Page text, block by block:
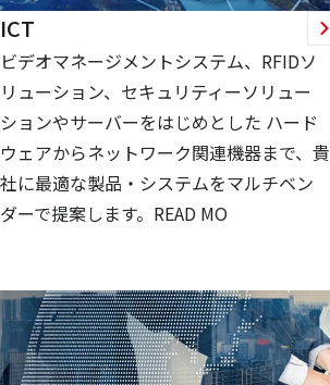
ICT
ビデオマネージメントシステム、RFIDソ
リューション、セキュリティーソリュー
ションやサーバーをはじめとした ハード
ウェアからネットワーク関連機器まで、貴
社に最適な製品・システムをマルチベン
ダーで提案します。READ MO